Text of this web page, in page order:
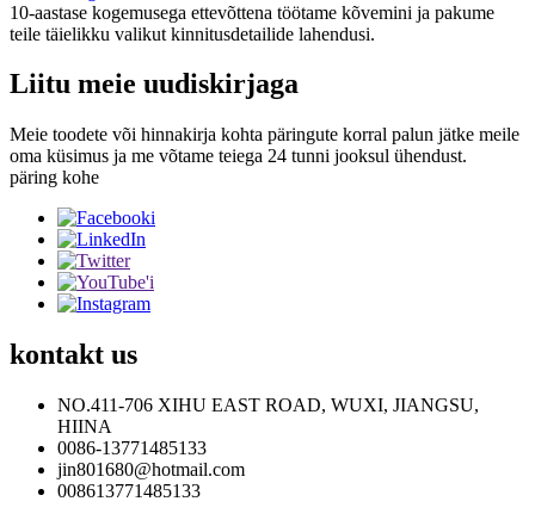
10-aastase kogemusega ettevõttena töötame kõvemini ja pakume
teile täielikku valikut kinnitusdetailide lahendusi.
Liitu meie uudiskirjaga
Meie toodete või hinnakirja kohta päringute korral palun jätke meile
oma küsimus ja me võtame teiega 24 tunni jooksul ühendust.
päring kohe
kontakt us
NO.411-706 XIHU EAST ROAD, WUXI, JIANGSU,
HIINA
0086-13771485133
jin801680@hotmail.com
008613771485133